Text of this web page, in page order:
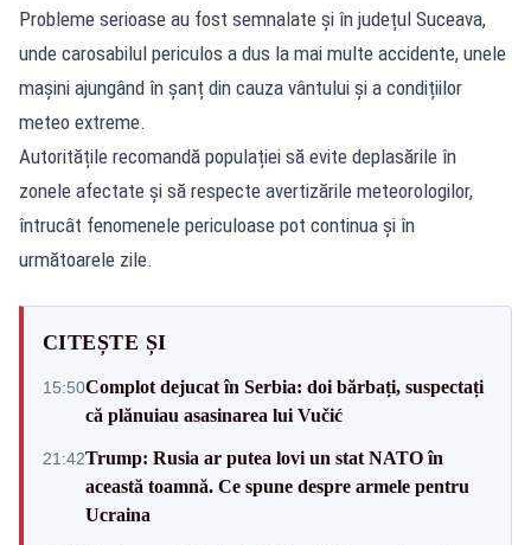
Probleme serioase au fost semnalate și în județul Suceava,
unde carosabilul periculos a dus la mai multe accidente, unele
mașini ajungând în șanț din cauza vântului și a condițiilor
meteo extreme.
Autoritățile recomandă populației să evite deplasările în
zonele afectate și să respecte avertizările meteorologilor,
întrucât fenomenele periculoase pot continua și în
următoarele zile.
CITEȘTE ȘI
15:50Complot dejucat în Serbia: doi bărbați, suspectați
că plănuiau asasinarea lui Vučić
21:42Trump: Rusia ar putea lovi un stat NATO în
această toamnă. Ce spune despre armele pentru
Ucraina